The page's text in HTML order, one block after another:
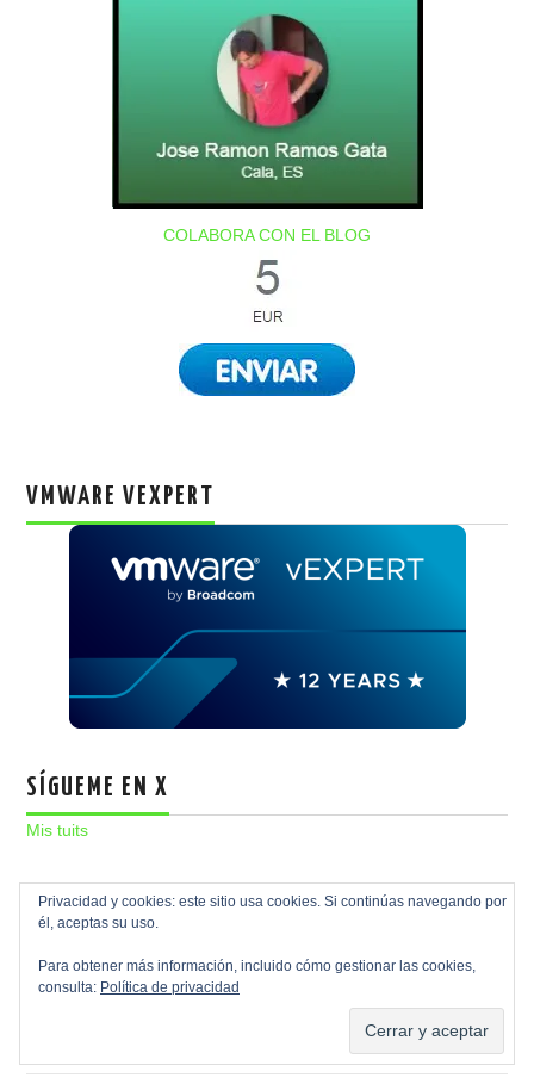
COLABORA CON EL BLOG
VMWARE VEXPERT
SÍGUEME EN X
Mis tuits
TOP 10 ENTRADAS RAGASYS
Administración de directivas de grupo (GPO) sobre MS
Configuración Fortigate – VPN SSL Acceso Remoto
Privacidad y cookies: este sitio usa cookies. Si continúas navegando por
él, aceptas su uso.
Para obtener más información, incluido cómo gestionar las cookies,
consulta: Política de privacidad